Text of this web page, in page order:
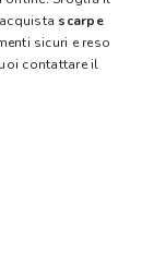
scarpe
sicuri e reso
contattare il